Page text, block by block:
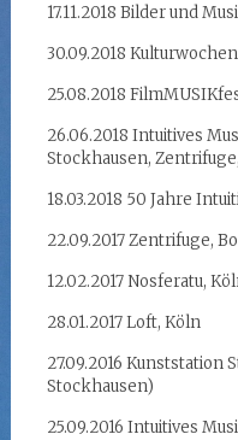
17.11.2018 Bilder und
30.09.2018
25.08.2018
26.06.2018 Intuitives
Stockhausen,
18.03.2018 50 Jahre
22.09.2017 Zentrifuge,
12.02.2017 Nosferatu,
28.01.2017 Loft, Köln
27.09.2016 Kunststation
Stockhausen)
25.09.2016 Intuitives